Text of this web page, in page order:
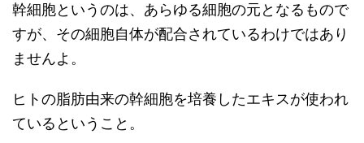
幹細胞というのは、あらゆる細胞の元となるもので
すが、その細胞自体が配合されているわけではあり
ませんよ。
ヒトの脂肪由来の幹細胞を培養したエキスが使われ
ているということ。